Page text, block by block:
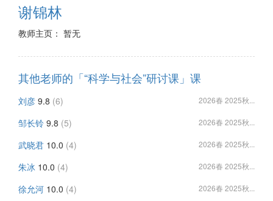
谢锦林
教师主页： 暂无
其他老师的「“科学与社会”研讨课」课
刘彦 9.8 (6) 2026春 2025秋...
邹长铃 9.8 (5) 2026春 2025秋...
武晓君 10.0 (4) 2026春 2025秋...
朱冰 10.0 (4) 2026春 2025秋...
徐允河 10.0 (4) 2026春 2025秋...